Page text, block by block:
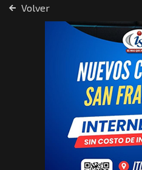
Volver